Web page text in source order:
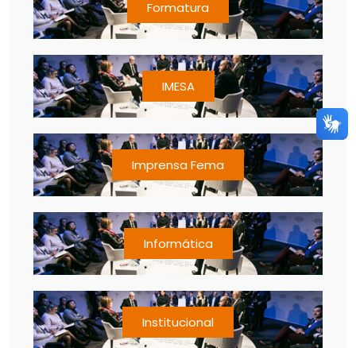
Formatura
IMESA
Imprensa Fema
Informática
Institucional